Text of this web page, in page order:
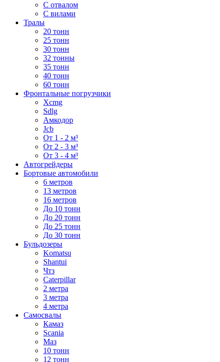
С отвалом
С вилами
Тралы
20 тонн
25 тонн
30 тонн
32 тонны
35 тонн
40 тонн
60 тонн
Фронтальные погрузчики
Xcmg
Sdlg
Амкодор
Jcb
От 1 - 2 м³
От 2 - 3 м³
От 3 - 4 м³
Автогрейдеры
Бортовые автомобили
6 метров
13 метров
16 метров
До 10 тонн
До 20 тонн
До 25 тонн
До 30 тонн
Бульдозеры
Komatsu
Shantui
Чтз
Caterpillar
2 метра
3 метра
4 метра
Самосвалы
Камаз
Scania
Маз
10 тонн
12 тонн